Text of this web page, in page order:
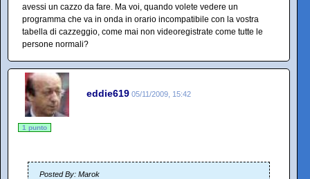
avessi un cazzo da fare. Ma voi, quando volete vedere un
programma che va in onda in orario incompatibile con la vostra
tabella di cazzeggio, come mai non videoregistrate come tutte le
persone normali?
eddie619 05/11/2009, 15:42
1 punto
Posted By: Marok